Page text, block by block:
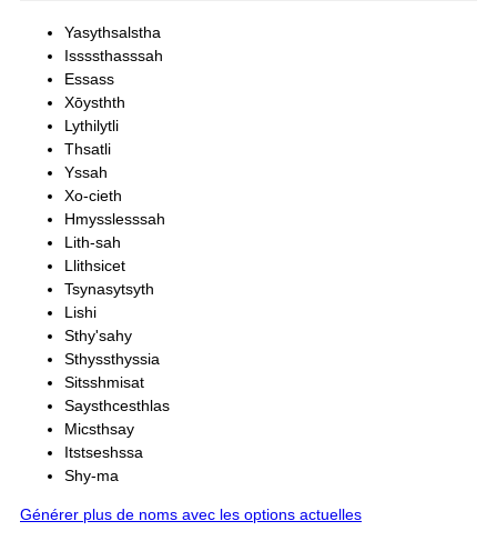
Yasythsalstha
Issssthasssah
Essass
Xōysthth
Lythilytli
Thsatli
Yssah
Xo-cieth
Hmysslesssah
Lith-sah
Llithsicet
Tsynasytsyth
Lishi
Sthy'sahy
Sthyssthyssia
Sitsshmisat
Saysthcesthlas
Micsthsay
Itstseshssa
Shy-ma
Générer plus de noms avec les options actuelles